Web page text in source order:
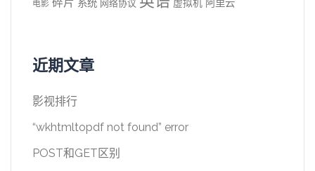
电影 系统 网络协议 虚拟机 阿里云
近期文章
影视排行
“wkhtmltopdf not found” error
POST和GET区别